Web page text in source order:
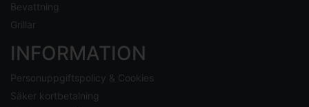
Bevattning
Grillar
INFORMATION
Personuppgiftspolicy & Cookies
Säker kortbetalning